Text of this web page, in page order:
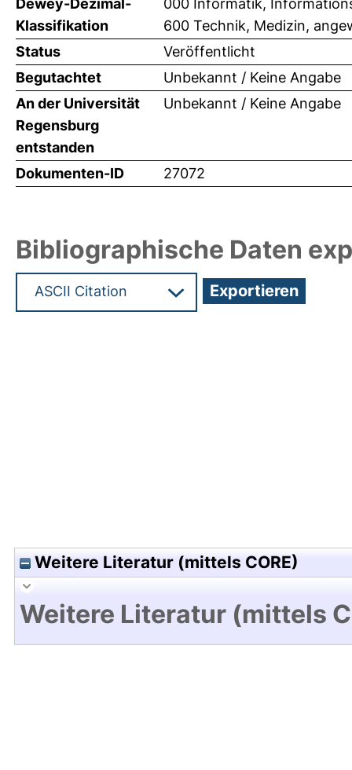
Dewey-Dezimal-
Klassifikation
000 Informatik,
600 Technik, Medizin,
Status
Veröffentlicht
Begutachtet
Unbekannt / Keine Angabe
An der Universität
Regensburg
entstanden
Unbekannt / Keine Angabe
Dokumenten-ID 27072
Bibliographische Daten
Weitere Literatur (mittels CORE)
Weitere Literatur (mittels